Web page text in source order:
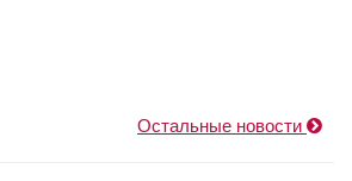
Остальные новости